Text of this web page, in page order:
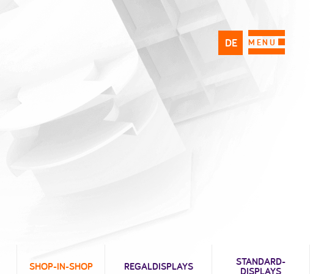
DE PL
MENU
SHOP-IN-SHOP REGALDISPLAYS STANDARD-
DISPLAYS